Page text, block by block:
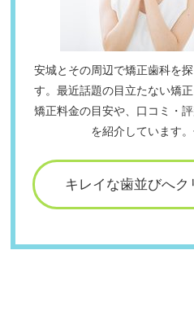
安城とその周辺で矯正歯科を
す。最近話題の目立たない矯
矯正料金の目安や、口コミ・
を紹介しています。
キレイな歯並びへク